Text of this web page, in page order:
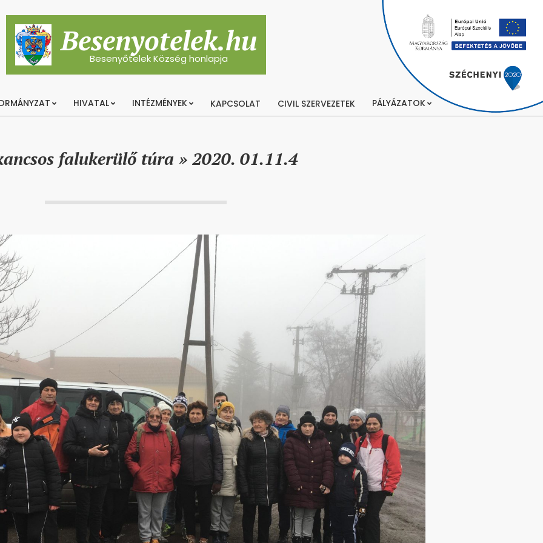
Besenyotelek.hu
Besenyőtelek Község honlapja
Primary
HIVATAL INTÉZMÉNYEK KAPCSOLAT CIVIL SZERVEZETEK PÁLYÁZATOK
falukerülő túra » 2020. 01.11.4